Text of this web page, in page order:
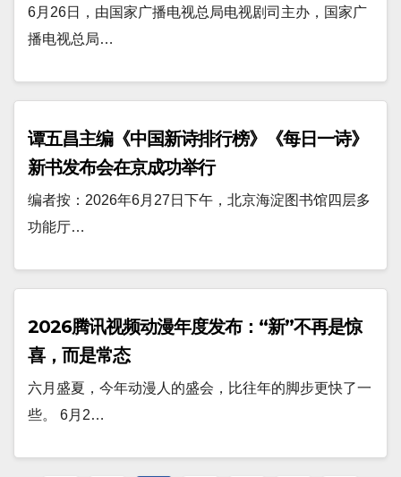
6月26日，由国家广播电视总局电视剧司主办，国家广
播电视总局…
谭五昌主编《中国新诗排行榜》《每日一诗》
新书发布会在京成功举行
编者按：2026年6月27日下午，北京海淀图书馆四层多
功能厅…
2026腾讯视频动漫年度发布：“新”不再是惊
喜，而是常态
六月盛夏，今年动漫人的盛会，比往年的脚步更快了一
些。 6月2…